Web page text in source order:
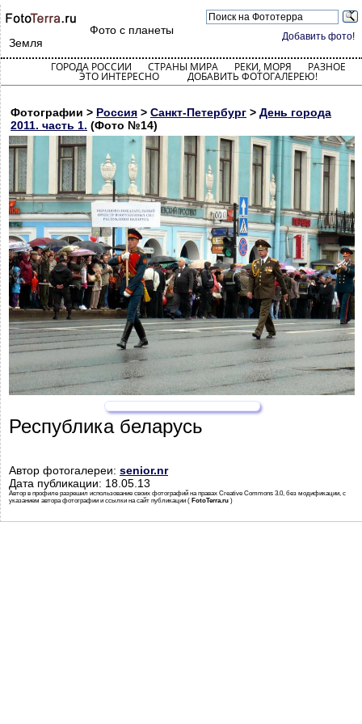
Добавить фото!
Фото с планеты
Земля
ГОРОДА РОССИИ СТРАНЫ МИРА РЕКИ, МОРЯ РАЗНОЕ
ЭТО ИНТЕРЕСНО ДОБАВИТЬ ФОТОГАЛЕРЕЮ!
Фотографии > Россия > Санкт-Петербург > День города
2011. часть 1. (Фото №14)
Республика беларусь
Автор фотогалереи: senior.nr
Дата публикации: 18.05.13
Автор в профиле разрешил использование своих фотографий на правах Creative Commons 3.0, без модификации, с
указанием автора фотографии и ссылки на сайт публикации ( FotoTerra.ru )